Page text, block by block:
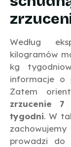
Według
kilogramów
kg
informacje o
Zatem
zrzucenie
tygodni. W
prowadzi do